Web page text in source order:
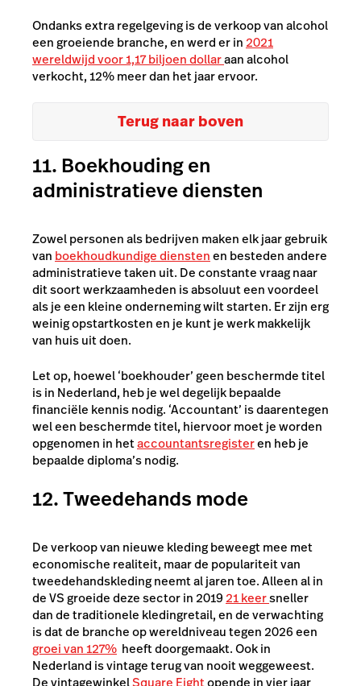
Ondanks extra regelgeving is de verkoop van alcohol
een groeiende branche, en werd er in 2021
wereldwijd voor 1,17 biljoen dollaraan alcohol
verkocht, 12% meer dan het jaar ervoor.
Terug naar boven
11. Boekhouding en
administratieve diensten
Zowel personen als bedrijven maken elk jaar gebruik
van boekhoudkundige dienstenen besteden andere
administratieve taken uit. De constante vraag naar
dit soort werkzaamheden is absoluut een voordeel
als je een kleine onderneming wilt starten. Er zijn erg
weinig opstartkosten en je kunt je werk makkelijk
van huis uit doen.
Let op, hoewel ‘boekhouder’ geen beschermde titel
is in Nederland, heb je wel degelijk bepaalde
financiële kennis nodig. ‘Accountant’ is daarentegen
wel een beschermde titel, hiervoor moet je worden
opgenomen in hetaccountantsregisteren heb je
bepaalde diploma’s nodig.
12. Tweedehands mode
De verkoop van nieuwe kleding beweegt mee met
economische realiteit, maar de populariteit van
tweedehandskleding neemt al jaren toe. Alleen al in
de VS groeide deze sector in 2019 21 keersneller
dan de traditionele kledingretail, en de verwachting
is dat de branche op wereldniveau tegen 2026 een
groei van 127% heeft doorgemaakt. Ook in
Nederland is vintage terug van nooit weggeweest.
De vintagewinkelSquare Eightopende in vier jaar